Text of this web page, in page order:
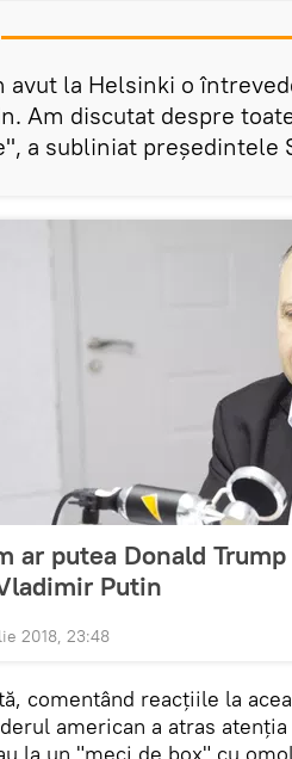
avut la Helsinki o
Am discutat despre
a subliniat președintele
ar putea Donald
Putin
2018, 23:48
comentând reacțiile la
american a atras